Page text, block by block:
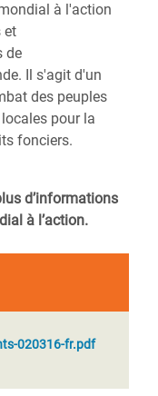
à l'action
et
de
Il s'agit d'un
des peuples
pour la
fonciers.
d’informations
à l’action.
020316-fr.pdf